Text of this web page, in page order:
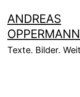
Inhalt
springen
ANDREAS
OPPERMANN
Texte. Bilder.